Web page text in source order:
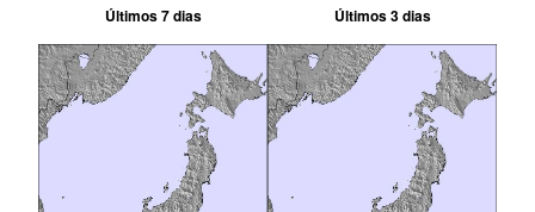
Últimos 7 dias Últimos 3 dias